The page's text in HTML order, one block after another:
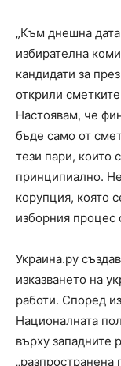
„Към днешна
избирателна
кандидати за
открили
Настоявам, че
бъде само от
тези пари, които
принципиално.
корупция, която
изборния процес
Украина.ру
изказването на
работи. Според
Националната
върху западните
„разпространена